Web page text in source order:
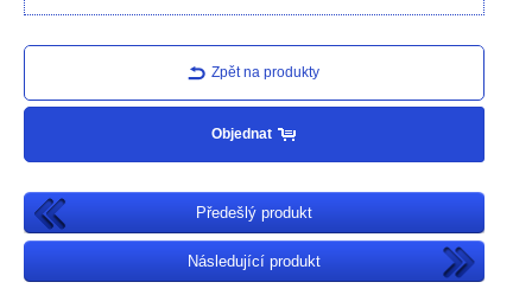
Zpět na produkty
Objednat
Předešlý produkt
Následující produkt